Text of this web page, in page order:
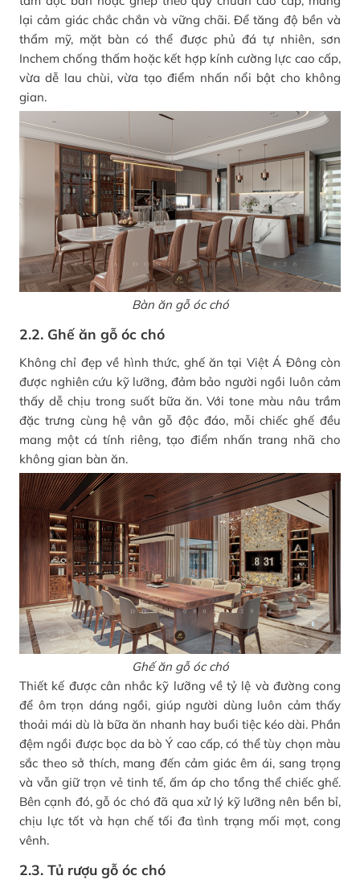
lại cảm giác chắc chắn và vững chãi. Để tăng độ bền và
thẩm mỹ, mặt bàn có thể được phủ đá tự nhiên, sơn
Inchem chống thấm hoặc kết hợp kính cường lực cao cấp,
vừa dễ lau chùi, vừa tạo điểm nhấn nổi bật cho không
gian.
Bàn ăn gỗ óc chó
2.2. Ghế ăn gỗ óc chó
Không chỉ đẹp về hình thức, ghế ăn tại Việt Á Đông còn
được nghiên cứu kỹ lưỡng, đảm bảo người ngồi luôn cảm
thấy dễ chịu trong suốt bữa ăn. Với tone màu nâu trầm
đặc trưng cùng hệ vân gỗ độc đáo, mỗi chiếc ghế đều
mang một cá tính riêng, tạo điểm nhấn trang nhã cho
không gian bàn ăn.
Ghế ăn gỗ óc chó
Thiết kế được cân nhắc kỹ lưỡng về tỷ lệ và đường cong
để ôm trọn dáng ngồi, giúp người dùng luôn cảm thấy
thoải mái dù là bữa ăn nhanh hay buổi tiệc kéo dài. Phần
đệm ngồi được bọc da bò Ý cao cấp, có thể tùy chọn màu
sắc theo sở thích, mang đến cảm giác êm ái, sang trọng
và vẫn giữ trọn vẻ tinh tế, ấm áp cho tổng thể chiếc ghế.
Bên cạnh đó, gỗ óc chó đã qua xử lý kỹ lưỡng nên bền bỉ,
chịu lực tốt và hạn chế tối đa tình trạng mối mọt, cong
vênh.
2.3. Tủ rượu gỗ óc chó